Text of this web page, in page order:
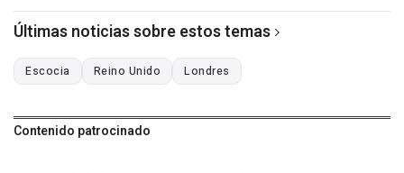
Últimas noticias sobre estos temas
Escocia Reino Unido Londres
Contenido patrocinado